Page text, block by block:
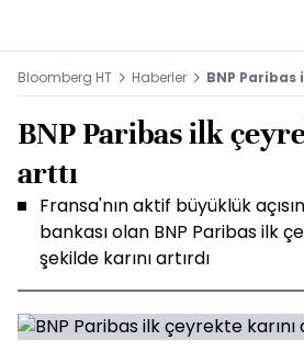
Bloomberg HT Haberler BNP Paribas
BNP Paribas ilk
arttı
Fransa'nın aktif büyüklük
bankası olan BNP Paribas ilk
şekilde karını artırdı